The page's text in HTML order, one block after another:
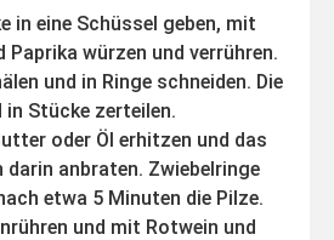
in eine Schüssel geben, mit
Paprika würzen und verrühren.
und in Ringe schneiden. Die
in Stücke zerteilen.
oder Öl erhitzen und das
anbraten. Zwiebelringe
etwa 5 Minuten die Pilze.
und mit Rotwein und